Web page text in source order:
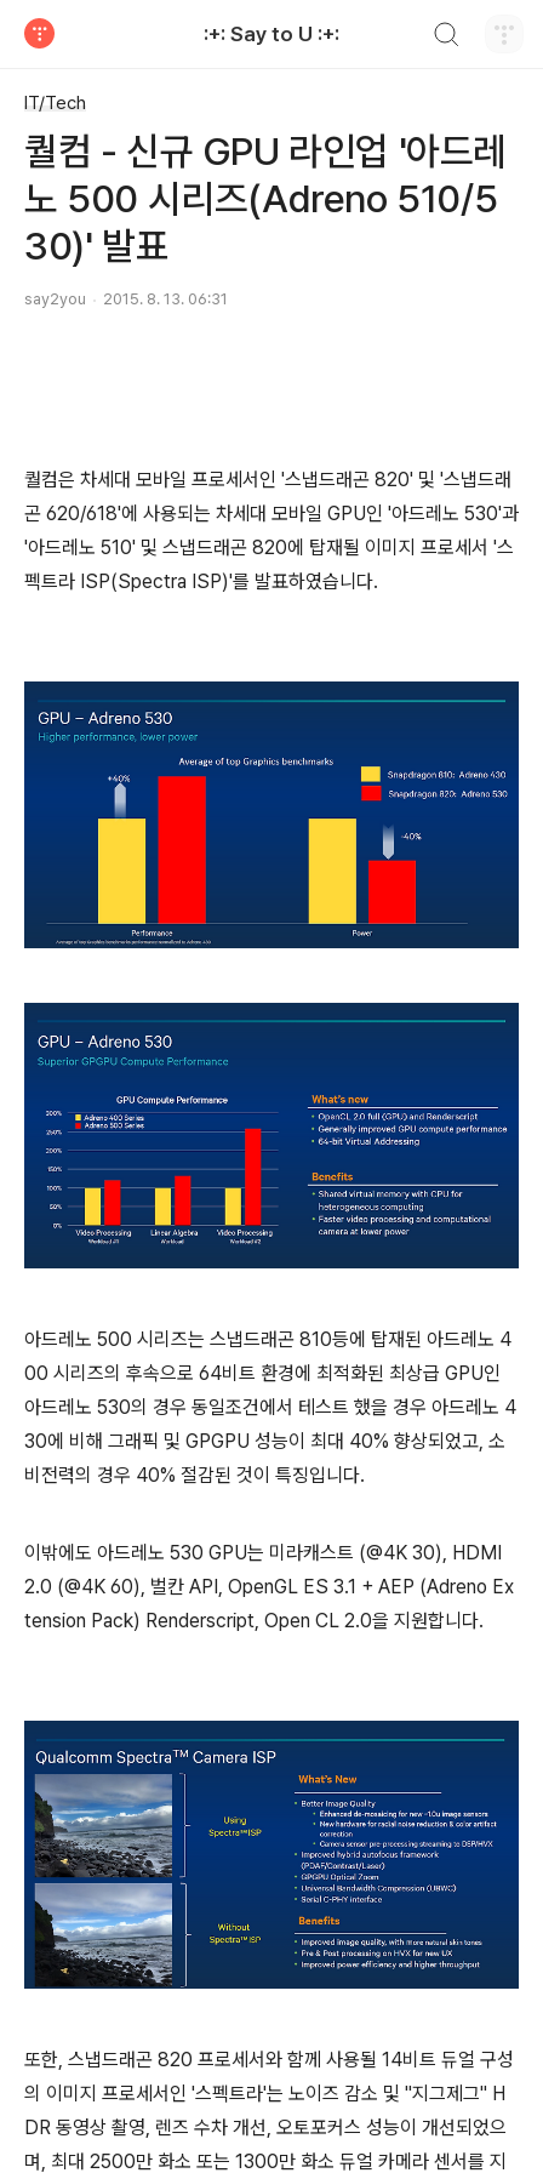
:+: Say to U :+:
IT/Tech
퀄컴 - 신규 GPU 라인업 '아드레
노 500 시리즈(Adreno 510/5
30)' 발표
say2you 2015. 8. 13. 06:31
퀄컴은 차세대 모바일 프로세서인 '스냅드래곤 820' 및 '스냅드래
곤 620/618'에 사용되는 차세대 모바일 GPU인 '아드레노 530'과
'아드레노 510' 및 스냅드래곤 820에 탑재될 이미지 프로세서 '스
펙트라 ISP(Spectra ISP)'를 발표하였습니다.
아드레노 500 시리즈는 스냅드래곤 810등에 탑재된 아드레노 4
00 시리즈의 후속으로 64비트 환경에 최적화된 최상급 GPU인
아드레노 530의 경우 동일조건에서 테스트 했을 경우 아드레노 4
30에 비해 그래픽 및 GPGPU 성능이 최대 40% 향상되었고, 소
비전력의 경우 40% 절감된 것이 특징입니다.
이밖에도 아드레노 530 GPU는 미라캐스트 (@4K 30), HDMI
2.0 (@4K 60), 벌칸 API, OpenGL ES 3.1 + AEP (Adreno Ex
tension Pack) Renderscript, Open CL 2.0을 지원합니다.
또한, 스냅드래곤 820 프로세서와 함께 사용될 14비트 듀얼 구성
의 이미지 프로세서인 '스펙트라'는 노이즈 감소 및 "지그제그" H
DR 동영상 촬영, 렌즈 수차 개선, 오토포커스 성능이 개선되었으
며, 최대 2500만 화소 또는 1300만 화소 듀얼 카메라 센서를 지